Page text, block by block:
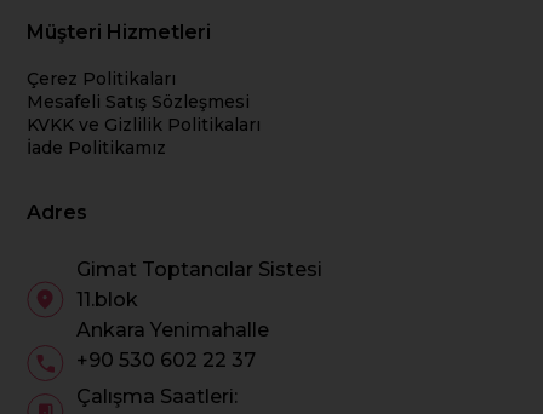
Müşteri Hizmetleri
Çerez Politikaları
Mesafeli Satış Sözleşmesi
KVKK ve Gizlilik Politikaları
İade Politikamız
Adres
Gimat Toptancılar Sistesi
11.blok
Ankara Yenimahalle
+90 530 602 22 37
Çalışma Saatleri: